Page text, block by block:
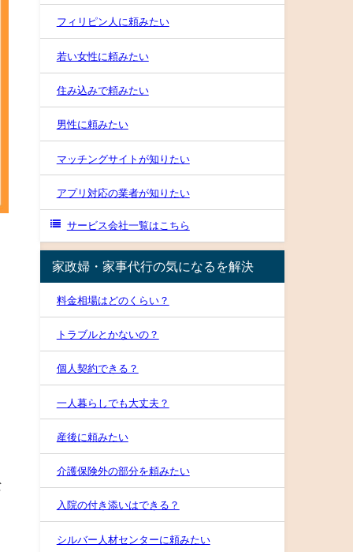
フィリピン人に頼みたい
若い女性に頼みたい
住み込みで頼みたい
男性に頼みたい
マッチングサイトが知りたい
アプリ対応の業者が知りたい
サービス会社一覧はこちら
家政婦・家事代行の気になるを解決
料金相場はどのくらい？
トラブルとかないの？
個人契約できる？
一人暮らしでも大丈夫？
産後に頼みたい
介護保険外の部分を頼みたい
入院の付き添いはできる？
シルバー人材センターに頼みたい